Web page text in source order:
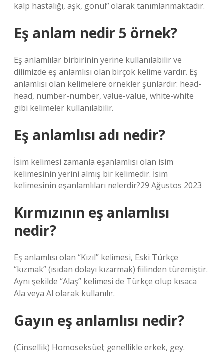
kalp hastalığı, aşk, gönül” olarak tanımlanmaktadır.
Eş anlam nedir 5 örnek?
Eş anlamlılar birbirinin yerine kullanılabilir ve
dilimizde eş anlamlısı olan birçok kelime vardır. Eş
anlamlısı olan kelimelere örnekler şunlardır: head-
head, number-number, value-value, white-white
gibi kelimeler kullanılabilir.
Eş anlamlısı adı nedir?
İsim kelimesi zamanla eşanlamlısı olan isim
kelimesinin yerini almış bir kelimedir. İsim
kelimesinin eşanlamlıları nelerdir?29 Ağustos 2023
Kırmızının eş anlamlısı
nedir?
Eş anlamlısı olan “Kızıl” kelimesi, Eski Türkçe
“kızmak” (ısıdan dolayı kızarmak) fiilinden türemiştir.
Aynı şekilde “Alaş” kelimesi de Türkçe olup kısaca
Ala veya Al olarak kullanılır.
Gayın eş anlamlısı nedir?
(Cinsellik) Homoseksüel; genellikle erkek, gey.